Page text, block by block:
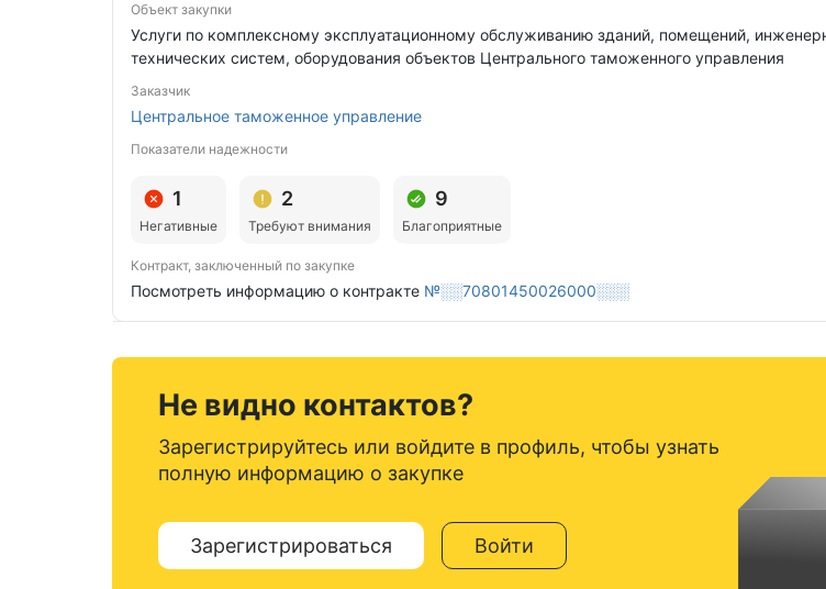
Объект закупки
Услуги по комплексному эксплуатационному обслуживанию зданий, помещений,
технических систем, оборудования объектов Центрального таможенного управления
Заказчик
Центральное таможенное управление
Показатели надежности
1
Негативные
2
Требуют внимания
9
Благоприятные
Контракт, заключенный по закупке
Посмотреть информацию о контракте №░░70801450026000░░░
Не видно контактов?
Зарегистрируйтесь или войдите в профиль, чтобы узнать
полную информацию о закупке
Зарегистрироваться Войти